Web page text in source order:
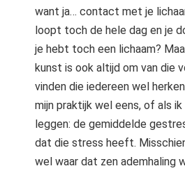
want ja… contact met je
loopt toch de hele dag en je
je hebt toch een lichaam?
kunst is ook altijd om van die
vinden die iedereen wel
mijn praktijk wel eens, of als
leggen: de gemiddelde
dat die stress heeft.
wel waar dat zen ademhaling